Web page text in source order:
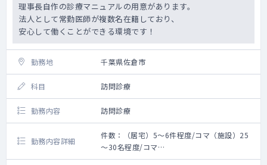
理事長自作の診療マニュアルの用意があります。
法人として常勤医師が複数名在籍しており、
安心して働くことができる環境です！
勤務地 千葉県佐倉市
科目 訪問診療
勤務内容 訪問診療
勤務内容詳細
件数：（居宅）5～6件程度/コマ（施設）25
～30名程度/コマ
体制：医師、ドライバー兼事務 ※看護師の